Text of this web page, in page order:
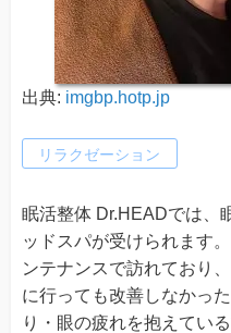
出典: imgbp.hotp.jp
リラクゼーション
眠活整体 Dr.HEADでは、
ッドスパが受けられます
ンテナンスで訪れており
に行っても改善しなかっ
り・眼の疲れを抱えてい